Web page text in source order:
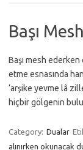
Başı
Başı mesh ederken
etme esnasında
‘arşike yevme lâ
hiçbir gölgenin
Category: Dualar
alınırken okunacak